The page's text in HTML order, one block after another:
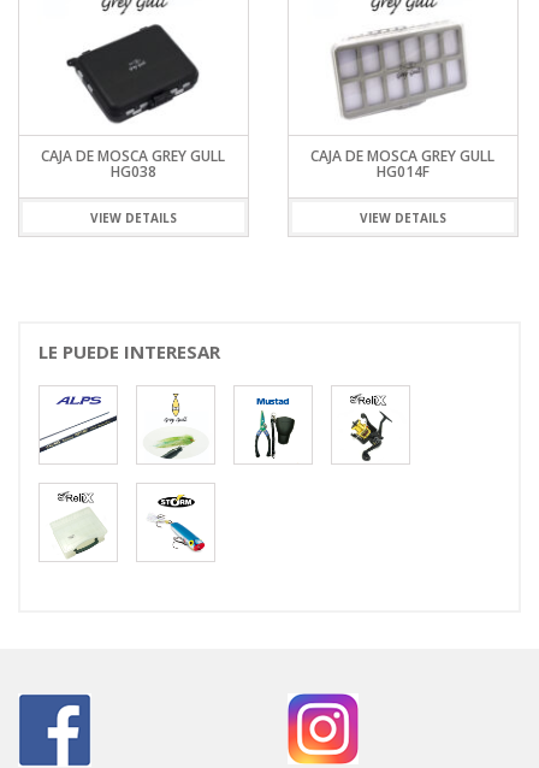
CAJA DE MOSCA GREY GULL
HG038
VIEW DETAILS
CAJA DE MOSCA GREY GULL
HG014F
VIEW DETAILS
LE PUEDE INTERESAR